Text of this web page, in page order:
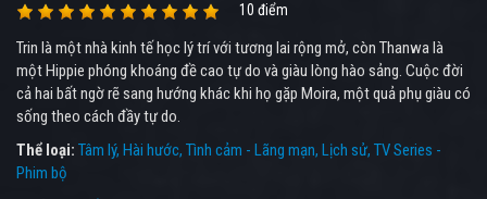
10 điểm
Trin là một nhà kinh tế học lý trí với tương lai rộng mở, còn Thanwa là
một Hippie phóng khoáng đề cao tự do và giàu lòng hào sảng. Cuộc đời
cả hai bất ngờ rẽ sang hướng khác khi họ gặp Moira, một quả phụ giàu có
sống theo cách đầy tự do.
Thể loại: Tâm lý Hài hước Tình cảm - Lãng mạn Lịch sử TV Series -
Phim bộ